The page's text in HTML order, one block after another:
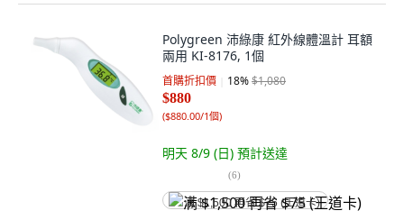
Polygreen 沛綠康 紅外線體溫計 耳額
兩用 KI-8176, 1個
首購折扣價 18%$1,080
$880
($880.00/1個)
明天 8/9 (日) 預計送達
(6)
满 $1,500 再省 $75 (王道卡)